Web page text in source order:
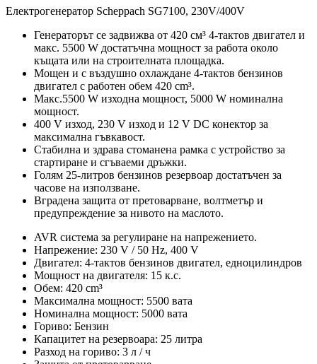
Електрогенератор Scheppach SG7100, 230V/400V
Генераторът се задвижва от 420 см³ 4-тактов двигател и
макс. 5500 W достатъчна мощност за работа около
къщата или на строителната площадка.
Мощен и с въздушно охлаждане 4-тактов бензинов
двигател с работен обем 420 cm³.
Макс.5500 W изходна мощност, 5000 W номинална
мощност.
400 V изход, 230 V изход и 12 V DC конектор за
максимална гъвкавост.
Стабилна и здрава стоманена рамка с устройство за
стартиране и сгъваеми дръжки.
Голям 25-литров бензинов резервоар достатъчен за
часове на използване.
Вградена защита от претоварване, волтметър и
предупреждение за нивото на маслото.
AVR система за регулиране на напрежението.
Напрежение: 230 V / 50 Hz, 400 V
Двигател: 4-тактов бензинов двигател, едноцилиндров
Мощност на двигателя: 15 к.с.
Обем: 420 cm³
Максимална мощност: 5500 вата
Номинална мощност: 5000 вата
Гориво: Бензин
Капацитет на резервоара: 25 литра
Разход на гориво: 3 л / ч